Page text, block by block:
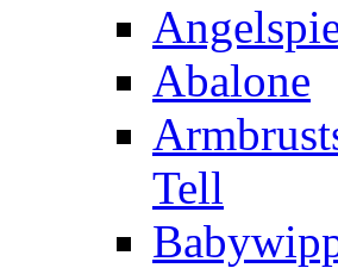
Abalone
Tell